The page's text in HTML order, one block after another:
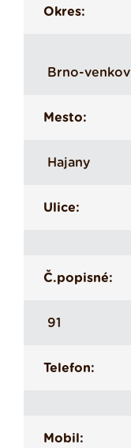
Okres:
Brno-venkov
Mesto:
Hajany
Ulice:
Č.popisné:
91
Telefon:
Mobil: